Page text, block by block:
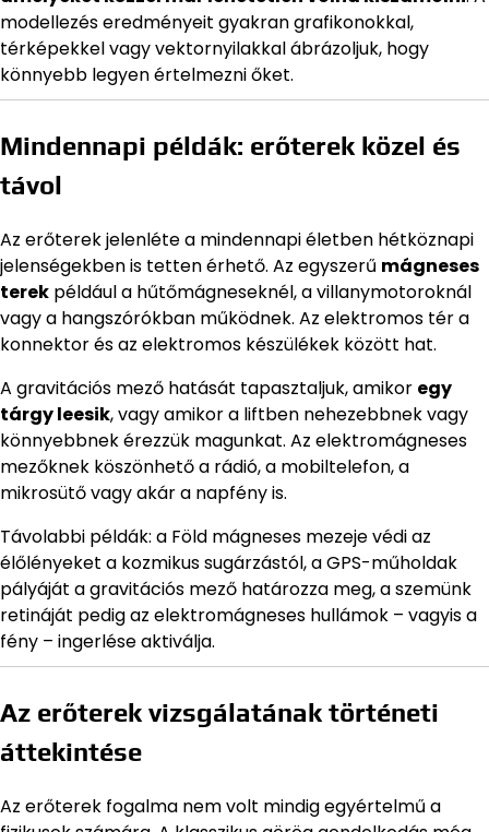
modellezés eredményeit gyakran grafikonokkal,
térképekkel vagy vektornyilakkal ábrázoljuk, hogy
könnyebb legyen értelmezni őket.
Mindennapi példák: erőterek közel és
távol
Az erőterek jelenléte a mindennapi életben hétköznapi
jelenségekben is tetten érhető. Az egyszerű mágneses
terek például a hűtőmágneseknél, a villanymotoroknál
vagy a hangszórókban működnek. Az elektromos tér a
konnektor és az elektromos készülékek között hat.
A gravitációs mező hatását tapasztaljuk, amikor egy
tárgy leesik, vagy amikor a liftben nehezebbnek vagy
könnyebbnek érezzük magunkat. Az elektromágneses
mezőknek köszönhető a rádió, a mobiltelefon, a
mikrosütő vagy akár a napfény is.
Távolabbi példák: a Föld mágneses mezeje védi az
élőlényeket a kozmikus sugárzástól, a GPS-műholdak
pályáját a gravitációs mező határozza meg, a szemünk
retináját pedig az elektromágneses hullámok – vagyis a
fény – ingerlése aktiválja.
Az erőterek vizsgálatának történeti
áttekintése
Az erőterek fogalma nem volt mindig egyértelmű a